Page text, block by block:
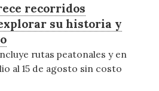
recorridos
su historia y
rutas peatonales y en
al 15 de agosto sin costo